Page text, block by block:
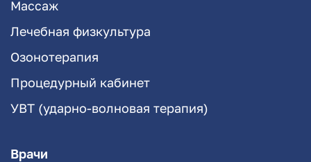
Массаж
Лечебная физкультура
Озонотерапия
Процедурный кабинет
УВТ (ударно-волновая терапия)
Врачи